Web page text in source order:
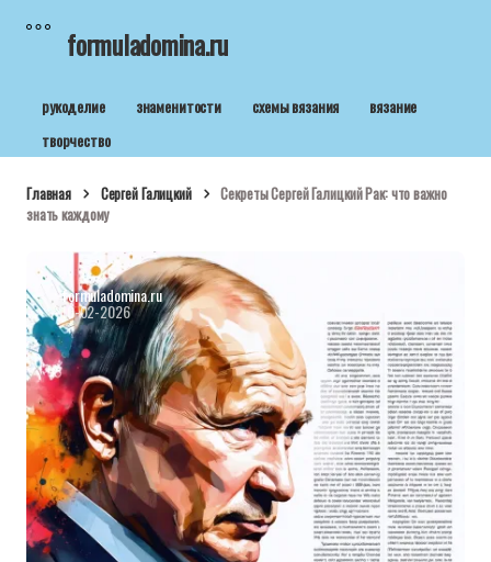
formuladomina.ru
рукоделие знаменитости схемы вязания
вязание
творчество
Главная Сергей Галицкий
Секреты Сергей Галицкий Рак: что важно
знать каждому
formuladomina.ru
10-02-2026